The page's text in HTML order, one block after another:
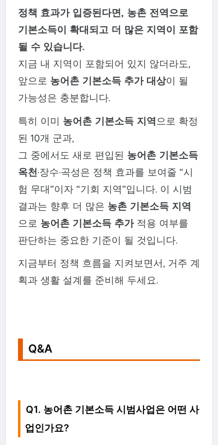
정책 효과가 입증된다면, 농촌 전역으로
기본소득이 확대되고 더 많은 지역이 포함
될 수 있습니다.
지금 내 지역이 포함되어 있지 않더라도,
앞으로 농어촌 기본소득 추가 대상이 될
가능성은 충분합니다.
특히 이미 농어촌 기본소득 지역 으로 확정
된 10개 군과,
그 중에서도 새로 편입된 농어촌 기본소득
옥천·장수·곡성은 정책 효과를 보여줄 “시
험 무대”이자 “기회 지역”입니다. 이 시범
결과는 향후 더 많은 농촌 기본소득 지역
으로 농어촌 기본소득 추가적용 여부를
판단하는 중요한 기준이 될 것입니다.
지금부터 정책 흐름을 지켜보면서, 거주 계
획과 생활 설계를 준비해 두세요.
Q&A
Q1. 농어촌 기본소득 시범사업은 어떤 사
업인가요?